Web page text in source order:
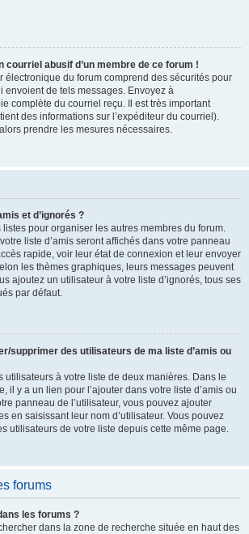
courriel abusif d’un membre de ce forum !
électronique du forum comprend des sécurités pour
envoient de tels messages. Envoyez à
complète du courriel reçu. Il est très important
des informations sur l’expéditeur du courriel).
prendre les mesures nécessaires.
et d’ignorés ?
pour organiser les autres membres du forum.
liste d’amis seront affichés dans votre panneau
rapide, voir leur état de connexion et leur envoyer
les thèmes graphiques, leurs messages peuvent
ajoutez un utilisateur à votre liste d’ignorés, tous ses
par défaut.
supprimer des utilisateurs de ma liste d’amis ou
utilisateurs à votre liste de deux manières. Dans le
il y a un lien pour l’ajouter dans votre liste d’amis ou
panneau de l’utilisateur, vous pouvez ajouter
en saisissant leur nom d’utilisateur. Vous pouvez
utilisateurs de votre liste depuis cette même page.
forums
les forums ?
dans la zone de recherche située en haut des